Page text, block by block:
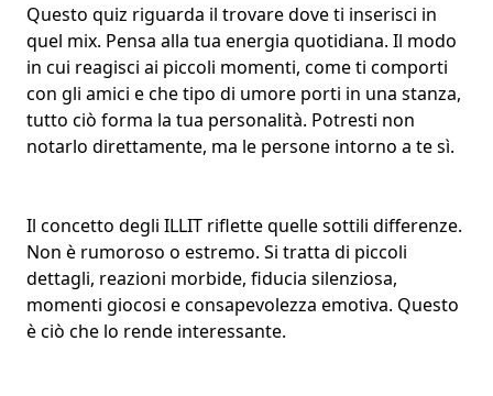
Questo quiz riguarda il trovare dove ti inserisci in
quel mix. Pensa alla tua energia quotidiana. Il modo
in cui reagisci ai piccoli momenti, come ti comporti
con gli amici e che tipo di umore porti in una stanza,
tutto ciò forma la tua personalità. Potresti non
notarlo direttamente, ma le persone intorno a te sì.
Il concetto degli ILLIT riflette quelle sottili differenze.
Non è rumoroso o estremo. Si tratta di piccoli
dettagli, reazioni morbide, fiducia silenziosa,
momenti giocosi e consapevolezza emotiva. Questo
è ciò che lo rende interessante.